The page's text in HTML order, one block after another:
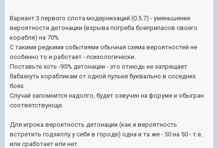
Вариант 3 первого слота модернизаций (0.5.7) - уменьшение
вероятности детонации (взрыва погреба боеприпасов своего
корабля) на 70%
С такими редкими событиями обычная схема вероятностей не
особенно то и работает - психологически.
Поставьте хоть -95% детонации - это отнюдь не запрещает
бабахнуть корабликам от одной пульки буквально в соседних
боях.
Случай запомнится надолго, будет озвучен на форуме и обыгран
соответствующе.
Для игрока вероятность детонации (как и вероятность
встретить годзиллу у себя в городе) одна и та же - 50 на 50 - т.е.
или сработает или нет.